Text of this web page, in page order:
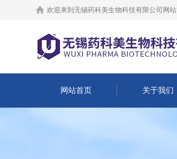
欢迎来到 无锡药科美生物科技有限公司网站
网站首页 关于我们